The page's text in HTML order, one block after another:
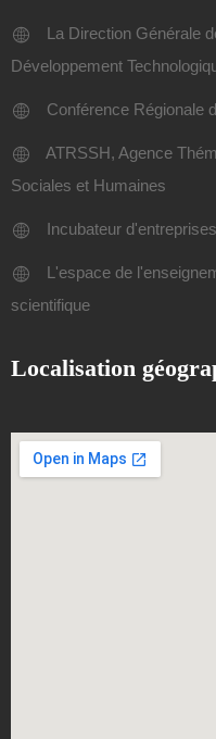
La Direction Générale
Développement
Conférence Régionale
ATRSSH, Agence
Sociales et Humaines
Incubateur
L'espace de
scientifique
Localisation